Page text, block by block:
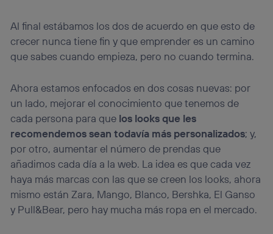
Al final estábamos los dos de acuerdo en que esto de
crecer nunca tiene fin y que emprender es un camino
que sabes cuando empieza, pero no cuando termina.
Ahora estamos enfocados en dos cosas nuevas: por
un lado, mejorar el conocimiento que tenemos de
cada persona para que los looks que les
recomendemos sean todavía más personalizados; y,
por otro, aumentar el número de prendas que
añadimos cada día a la web. La idea es que cada vez
haya más marcas con las que se creen los looks, ahora
mismo están Zara, Mango, Blanco, Bershka, El Ganso
y Pull&Bear, pero hay mucha más ropa en el mercado.